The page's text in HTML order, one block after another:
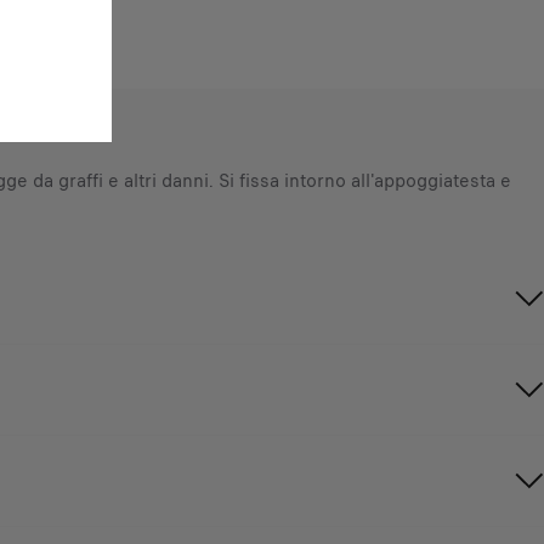
da graffi e altri danni. Si fissa intorno all'appoggiatesta e